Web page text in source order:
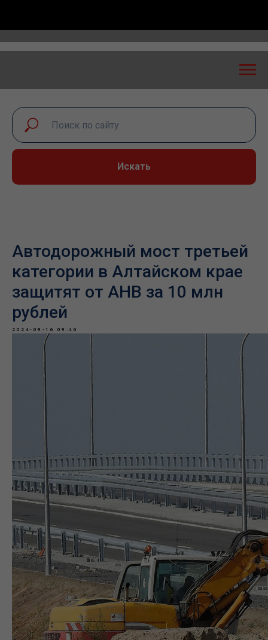
Искать
Автодорожный мост третьей
категории в Алтайском крае
защитят от АНВ за 10 млн
рублей
2024-09-16 09:46